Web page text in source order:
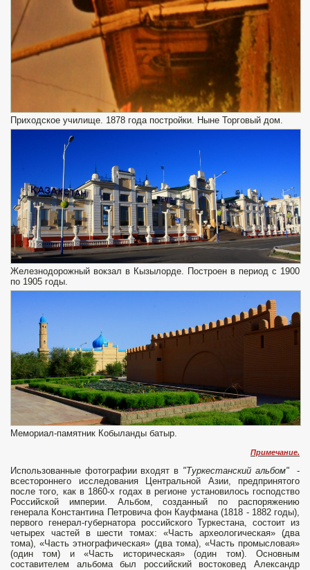
Приходское училище. 1878 года постройки. Ныне Торговый дом.
Железнодорожный вокзал в Кызылорде. Построен в период с 1900
по 1905 годы.
Мемориал-памятник Кобыланды батыр.
Примечание.
Использованные фотографии входят в "Туркестанский альбом"-
всестороннего исследования Центральной Азии, предпринятого
после того, как в 1860-х годах в регионе установилось господство
Российской империи. Альбом, созданный по распоряжению
генерала Константина Петровича фон Кауфмана (1818 - 1882 годы),
первого генерал-губернатора российского Туркестана, состоит из
четырех частей в шести томах: «Часть археологическая» (два
тома), «Часть этнографическая» (два тома), «Часть промысловая»
(один том) и «Часть историческая» (один том). Основным
составителем альбома был российский востоковед Александр